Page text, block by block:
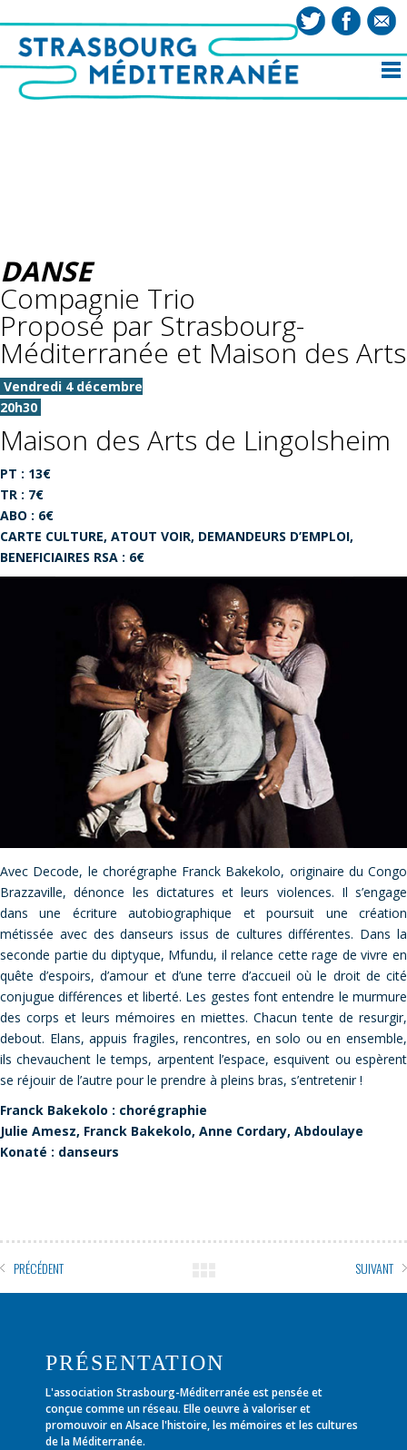
DANSE
Compagnie Trio
Proposé par Strasbourg-
Méditerranée et Maison des Arts
Vendredi 4 décembre
20h30
Maison des Arts de Lingolsheim
PT : 13€
TR : 7€
ABO : 6€
CARTE CULTURE, ATOUT VOIR, DEMANDEURS D’EMPLOI,
BENEFICIAIRES RSA : 6€
Avec Decode, le chorégraphe Franck Bakekolo, originaire du Congo
Brazzaville, dénonce les dictatures et leurs violences. Il s’engage
dans une écriture autobiographique et poursuit une création
métissée avec des danseurs issus de cultures différentes. Dans la
seconde partie du diptyque, Mfundu, il relance cette rage de vivre en
quête d’espoirs, d’amour et d’une terre d’accueil où le droit de cité
conjugue différences et liberté. Les gestes font entendre le murmure
des corps et leurs mémoires en miettes. Chacun tente de resurgir,
debout. Elans, appuis fragiles, rencontres, en solo ou en ensemble,
ils chevauchent le temps, arpentent l’espace, esquivent ou espèrent
se réjouir de l’autre pour le prendre à pleins bras, s’entretenir !
Franck Bakekolo : chorégraphie
Julie Amesz, Franck Bakekolo, Anne Cordary, Abdoulaye
Konaté : danseurs
PRÉCÉDENT SUIVANT
PRÉSENTATION
L'association Strasbourg-Méditerranée est pensée et
conçue comme un réseau. Elle oeuvre à valoriser et
promouvoir en Alsace l'histoire, les mémoires et les cultures
de la Méditerranée.